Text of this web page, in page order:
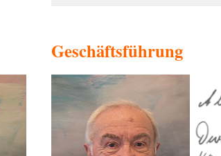
Geschäftsführung